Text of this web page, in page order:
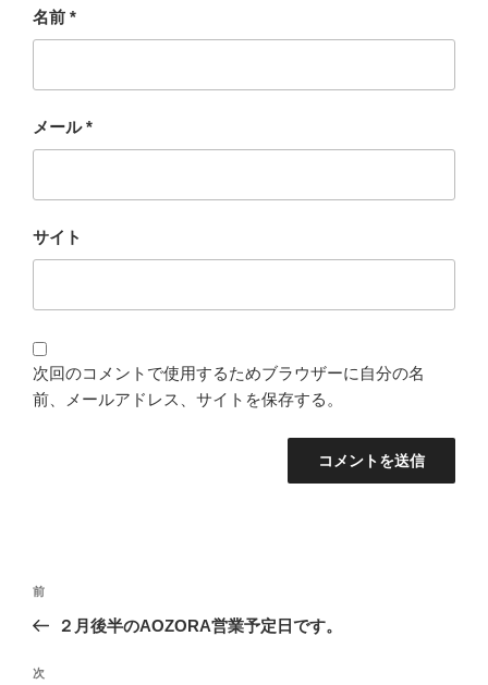
名前 *
メール*
サイト
次回のコメントで使用するためブラウザーに自分の名
前、メールアドレス、サイトを保存する。
投
ビ
前
の
稿
前
２月後半のAOZORA営業予定日です。
次
次